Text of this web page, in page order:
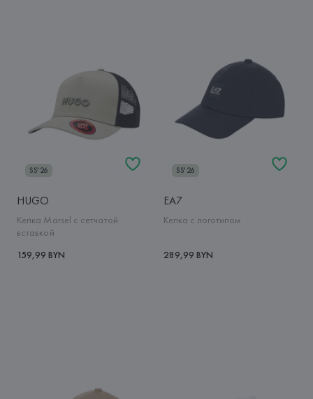
SS'26
HUGO
Кепка Marsel с сетчатой
вставкой
159,99 BYN
SS'26
EA7
Кепка с логотипом
289,99 BYN